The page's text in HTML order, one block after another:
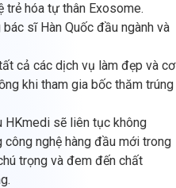
trẻ hóa tự thân Exosome.
sĩ Hàn Quốc đầu ngành và
cả các dịch vụ làm đẹp và cơ
khi tham gia bốc thăm trúng
HKmedi sẽ liên tục không
nghệ hàng đầu mới trong
trọng và đem đến chất